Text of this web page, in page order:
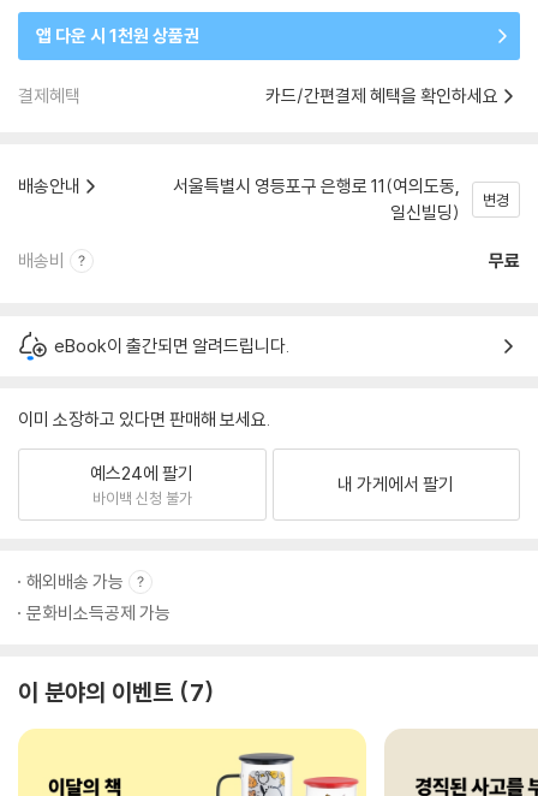
앱 다운 시 1천원 상품권
결제혜택 카드/간편결제 혜택을 확인하세요
배송안내
서울특별시 영등포구 은행로 11(여의도동,
일신빌딩)
변경
배송비 무료
eBook이 출간되면 알려드립니다.
이미 소장하고 있다면 판매해 보세요.
예스24에 팔기
바이백 신청 불가
내 가게에서 팔기
해외배송 가능
문화비소득공제 가능
이 분야의 이벤트 7